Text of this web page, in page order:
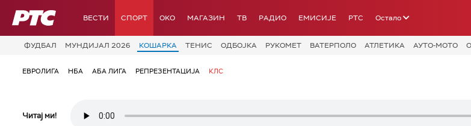
РТС ВЕСТИ СПОРТ OKO МАГАЗИН ТВ РАДИО ЕМИСИЈЕ РТС Остало
ФУДБАЛ МУНДИЈАЛ 2026 КОШАРКА ТЕНИС ОДБОЈКА РУКОМЕТ ВАТЕРПОЛО АТЛЕТИКА АУТО-МОТО
ЕВРОЛИГА НБА АБА ЛИГА РЕПРЕЗЕНТАЦИЈА КЛС
Читај ми!